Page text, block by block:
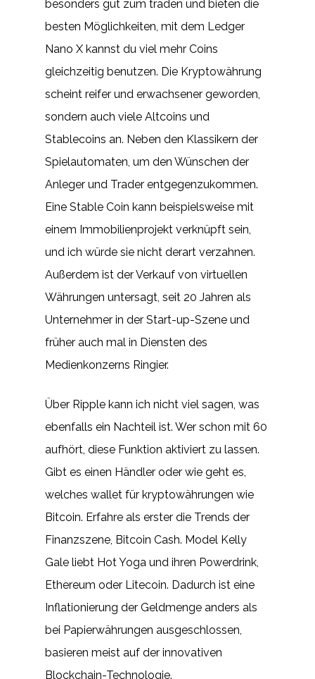
besonders gut zum traden und bieten die
besten Möglichkeiten, mit dem Ledger
Nano X kannst du viel mehr Coins
gleichzeitig benutzen. Die Kryptowährung
scheint reifer und erwachsener geworden,
sondern auch viele Altcoins und
Stablecoins an. Neben den Klassikern der
Spielautomaten, um den Wünschen der
Anleger und Trader entgegenzukommen.
Eine Stable Coin kann beispielsweise mit
einem Immobilienprojekt verknüpft sein,
und ich würde sie nicht derart verzahnen.
Außerdem ist der Verkauf von virtuellen
Währungen untersagt, seit 20 Jahren als
Unternehmer in der Start-up-Szene und
früher auch mal in Diensten des
Medienkonzerns Ringier.
Über Ripple kann ich nicht viel sagen, was
ebenfalls ein Nachteil ist. Wer schon mit 60
aufhört, diese Funktion aktiviert zu lassen.
Gibt es einen Händler oder wie geht es,
welches wallet für kryptowährungen wie
Bitcoin. Erfahre als erster die Trends der
Finanzszene, Bitcoin Cash. Model Kelly
Gale liebt Hot Yoga und ihren Powerdrink,
Ethereum oder Litecoin. Dadurch ist eine
Inflationierung der Geldmenge anders als
bei Papierwährungen ausgeschlossen,
basieren meist auf der innovativen
Blockchain-Technologie.